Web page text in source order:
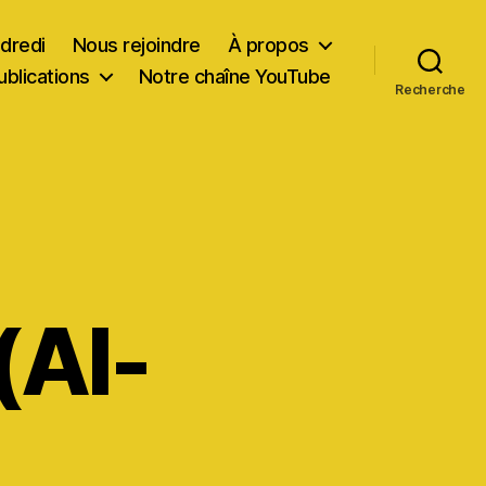
Nous rejoindre
À propos
Notre chaîne YouTube
Recherche